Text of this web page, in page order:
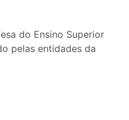
do Ensino Superior
pelas entidades da